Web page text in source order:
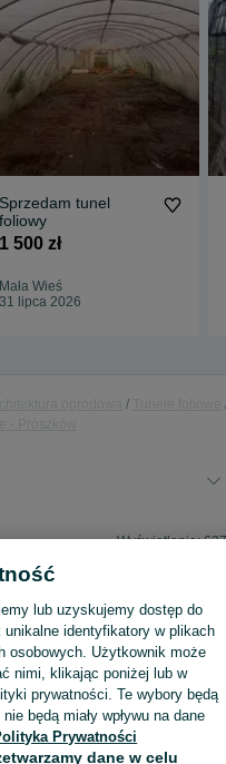
Sprzedam tunel
foliowy
1 500 zł
Mała Wieś
31 lipca 2026
Wyświetlenia:
aby skontaktować się z
lub uzyskujemy dostęp do
identyfikatory w plikach
osobowych. Użytkownik może
nimi, klikając poniżej lub w
prywatności. Te wybory będą
będą miały wpływu na dane
Prywatności
dane w celu